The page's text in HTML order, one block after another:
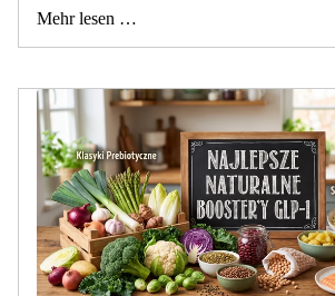
Mehr lesen …